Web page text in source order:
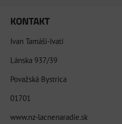
KONTAKT
Ivan Tamáši-Ivati
Lánska 937/39
Považská Bystrica
01701
www.nz-lacnenaradie.sk